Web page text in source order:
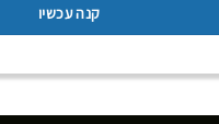
קנה עכשיו